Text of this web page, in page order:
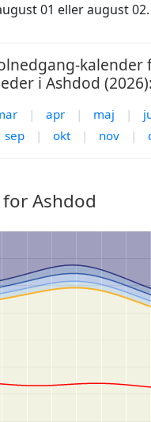
01 eller august 02.
kalender
i Ashdod (2026):
| apr | maj |
sep | okt | nov |
Ashdod